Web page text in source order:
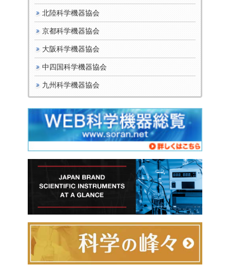
北陸科学機器協会
京都科学機器協会
大阪科学機器協会
中四国科学機器協会
九州科学機器協会